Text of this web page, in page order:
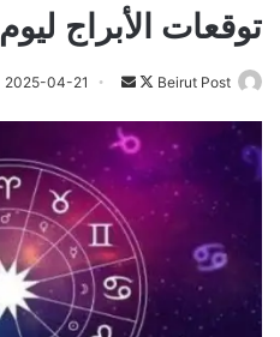
توقعات الأبراج ليوم ٢١ نيسان
Beirut Post
تابع
X
أرسل
إلكترونيا
2025-04-21